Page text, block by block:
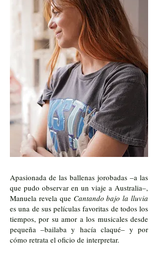
Apasionada de las ballenas jorobadas –a las
que pudo observar en un viaje a Australia–,
Manuela revela que Cantando bajo la lluvia
es una de sus películas favoritas de todos los
tiempos, por su amor a los musicales desde
pequeña –bailaba y hacía claqué– y por
cómo retrata el oficio de interpretar.